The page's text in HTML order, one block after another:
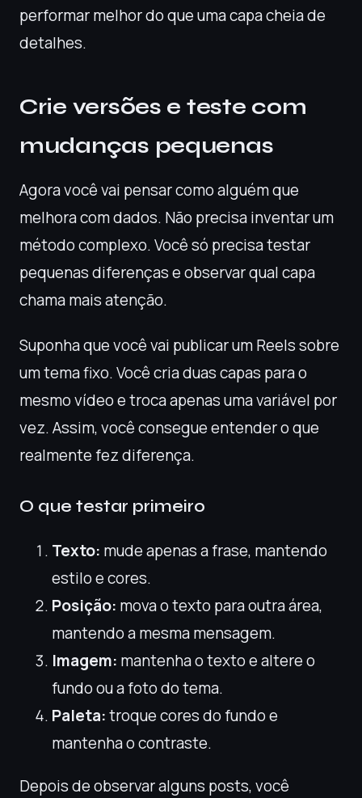
performar melhor do que uma capa cheia de
detalhes.
Crie versões e teste com
mudanças pequenas
Agora você vai pensar como alguém que
melhora com dados. Não precisa inventar um
método complexo. Você só precisa testar
pequenas diferenças e observar qual capa
chama mais atenção.
Suponha que você vai publicar um Reels sobre
um tema fixo. Você cria duas capas para o
mesmo vídeo e troca apenas uma variável por
vez. Assim, você consegue entender o que
realmente fez diferença.
O que testar primeiro
Texto: mude apenas a frase, mantendo
estilo e cores.
Posição: mova o texto para outra área,
mantendo a mesma mensagem.
Imagem: mantenha o texto e altere o
fundo ou a foto do tema.
Paleta:troque cores do fundo e
mantenha o contraste.
Depois de observar alguns posts, você